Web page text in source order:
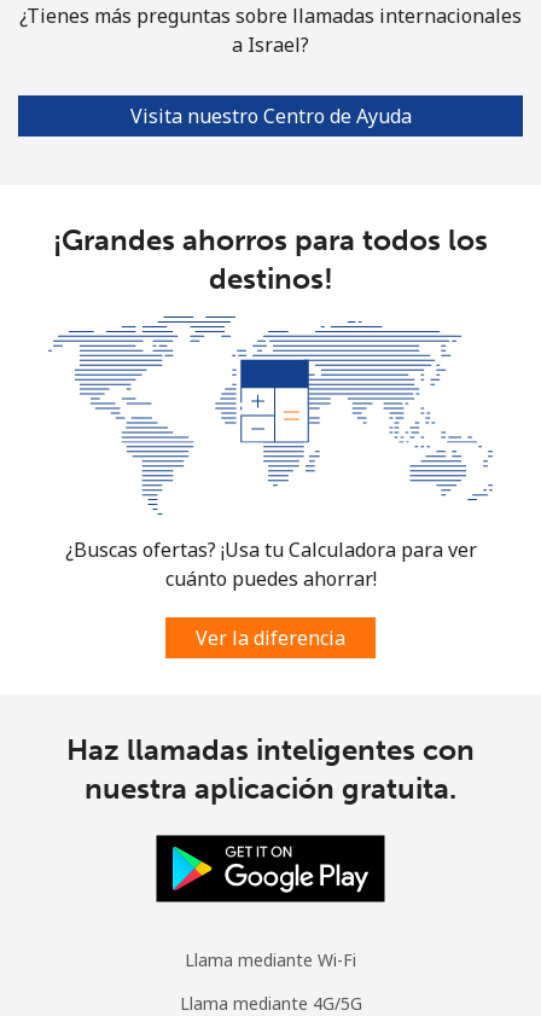
¿Tienes más preguntas sobre llamadas internacionales
a Israel?
Visita nuestro Centro de Ayuda
¡Grandes ahorros para todos los
destinos!
¿Buscas ofertas? ¡Usa tu Calculadora para ver
cuánto puedes ahorrar!
Ver la diferencia
Haz llamadas inteligentes con
nuestra aplicación gratuita.
Llama mediante Wi-Fi
Llama mediante 4G/5G